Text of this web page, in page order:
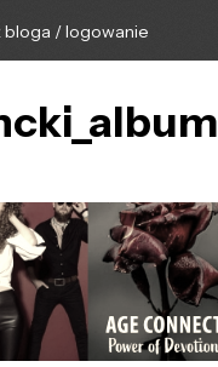
bloga / logowanie